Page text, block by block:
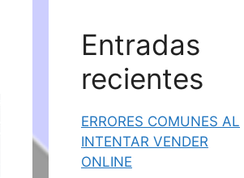
Entradas
recientes
ERRORES COMUNES AL
INTENTAR VENDER
ONLINE